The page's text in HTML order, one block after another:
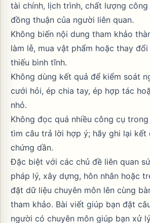
tài chính, lịch trình, chất lượng
đồng thuận của người liên quan.
Không biến nội dung tham khảo
làm lễ, mua vật phẩm hoặc thay
thiếu bình tĩnh.
Không dùng kết quả để kiểm soát
cưới hỏi, ép chia tay, ép hợp tác
nhỏ.
Không đọc quá nhiều công cụ
tìm câu trả lời hợp ý; hãy ghi lại kết
chứng dần.
Đặc biệt với các chủ đề liên quan
pháp lý, xây dựng, hôn nhân hoặc
đặt dữ liệu chuyên môn lên cùng
tham khảo. Bài viết giúp bạn đặt
người có chuyên môn giúp bạn xử